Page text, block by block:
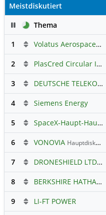
Meistdiskutiert
PauseThema
1
Volatus Aerospace (Offener Austausch)
2 PlasCred Circular Innovations
3 DEUTSCHE TELEKOM
4 Siemens Energy
5 SpaceX-Haupt-Hauptforum
6 VONOVIA Hauptdiskussion
7 DRONESHIELD LTD
8 BERKSHIRE HATHAWAY INC. REG.SHARES B NEW DL -,00333
9 LI-FT POWER